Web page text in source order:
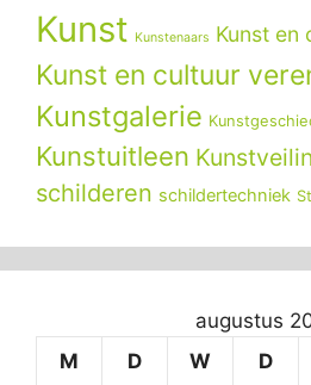
Kunst Kunstenaars Kunst en
Kunst en cultuur
Kunstgalerie
Kunstuitleen
schilderen schildertechniek
augustus
M
D W D